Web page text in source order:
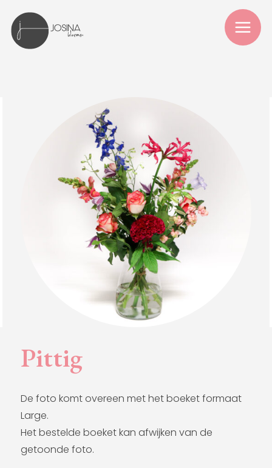
Pittig
De foto komt overeen met het boeket formaat
Large.
Het bestelde boeket kan afwijken van de
getoonde foto.